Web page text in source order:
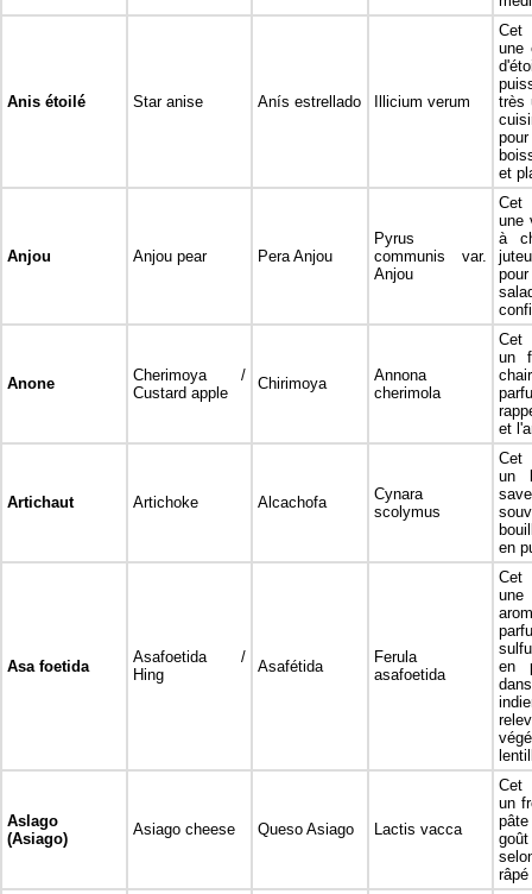
Anis étoilé Star anise Anís estrellado Illicium verum
Cet
une
très
et
Anjou Anjou pear Pera Anjou
Pyrus
communis var.
Anjou
Cet
une
à
Anone
Cherimoya /
Custard apple
Chirimoya
Annona
cherimola
Cet
un
et
Artichaut Artichoke Alcachofa
Cynara
scolymus
Cet
un
en
Asa foetida
Asafoetida /
Hing
Asafétida
Ferula
asafoetida
Cet
en
Aslago
(Asiago)
Asiago cheese Queso Asiago Lactis vacca
Cet
un